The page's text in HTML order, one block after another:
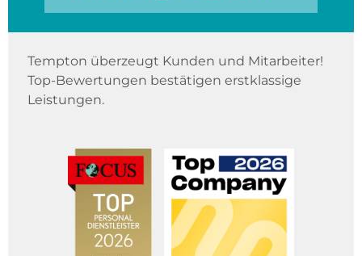
Tempton überzeugt Kunden und Mitarbeiter!
Top-Bewertungen bestätigen erstklassige
Leistungen.